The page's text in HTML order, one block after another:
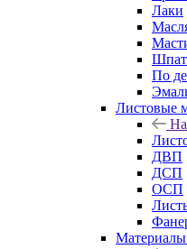
Лаки
По
Листовые
ДВП
ДСП
ОСП
Материалы